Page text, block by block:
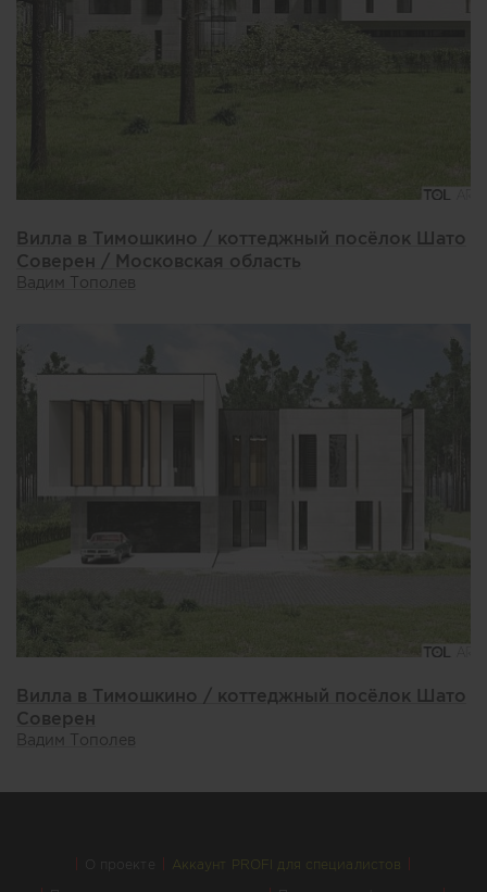
Вилла в Тимошкино / коттеджный посёлок Шато
Соверен / Московская область
Вадим Тополев
Вилла в Тимошкино / коттеджный посёлок Шато
Соверен
Вадим Тополев
О проекте Аккаунт PROFI для специалистов